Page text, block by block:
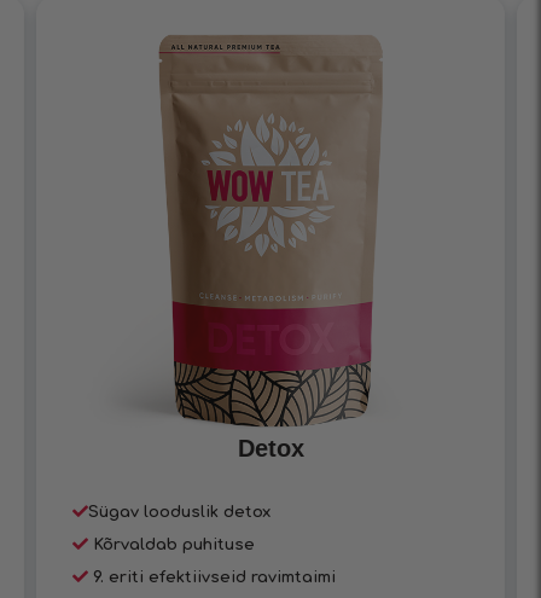
Detox
Sügav looduslik detox
Kõrvaldab puhituse
9. eriti efektiivseid ravimtaimi